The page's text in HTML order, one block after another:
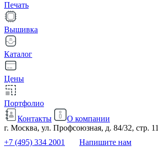
Печать
Вышивка
Каталог
Цены
Портфолио
Контакты
О компании
г. Москва, ул. Профсоюзная, д. 84/32, стр. 11
+7 (495) 334 2001
Напишите нам